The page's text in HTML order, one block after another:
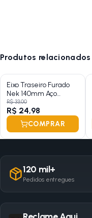
Produtos relacionados
Eixo Traseiro Furado
Nek 140mm Aço
Zincado Grosso 3/8
R$ 33,00
R$ 24,98
COMPRAR
120 mil+
Pedidos entregues